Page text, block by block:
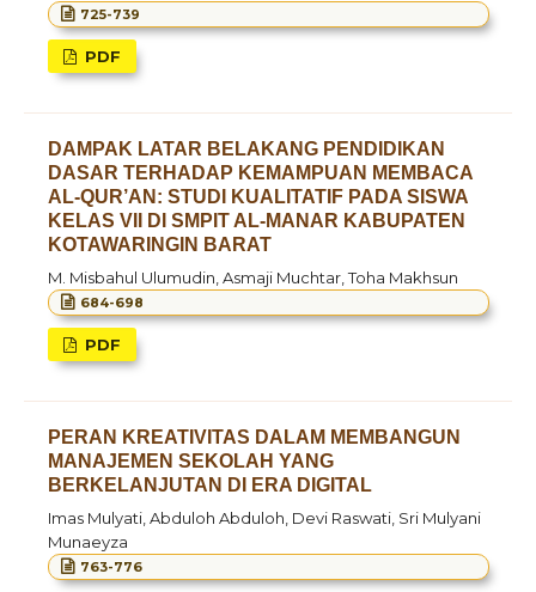
725-739
PDF
DAMPAK LATAR BELAKANG PENDIDIKAN
DASAR TERHADAP KEMAMPUAN MEMBACA
AL-QUR’AN: STUDI KUALITATIF PADA SISWA
KELAS VII DI SMPIT AL-MANAR KABUPATEN
KOTAWARINGIN BARAT
M. Misbahul Ulumudin, Asmaji Muchtar, Toha Makhsun
684-698
PDF
PERAN KREATIVITAS DALAM MEMBANGUN
MANAJEMEN SEKOLAH YANG
BERKELANJUTAN DI ERA DIGITAL
Imas Mulyati, Abduloh Abduloh, Devi Raswati, Sri Mulyani
Munaeyza
763-776